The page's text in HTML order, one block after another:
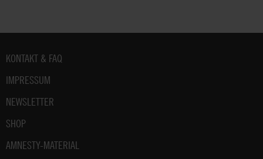
Fußbereich
KONTAKT & FAQ
IMPRESSUM
NEWSLETTER
SHOP
AMNESTY-MATERIAL